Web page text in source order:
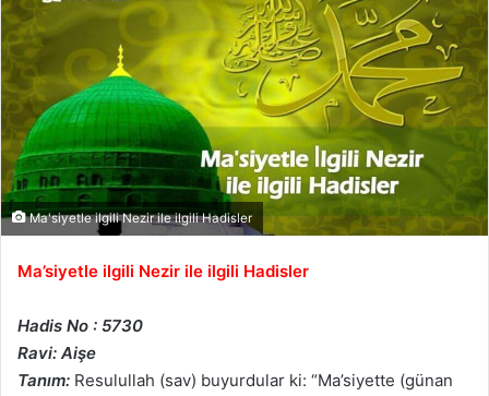
Ma'siyetle ilgili Nezir ile ilgili Hadisler
Ma’siyetle ilgili Nezir ile ilgili Hadisler
Hadis No : 5730
Ravi: Aişe
Tanım: Resulullah (sav) buyurdular ki: “Ma’siyette (günan